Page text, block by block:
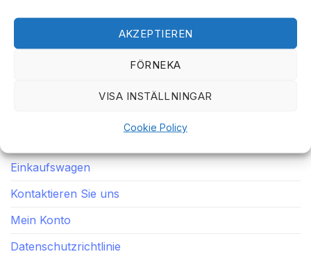
AKZEPTIEREN
FÖRNEKA
VISA INSTÄLLNINGAR
Cookie Policy
zurückkehren werden.
Einkaufswagen
Kontaktieren Sie uns
Mein Konto
Datenschutzrichtlinie